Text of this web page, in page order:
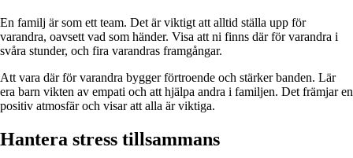
En familj är som ett team. Det är viktigt att alltid ställa upp för
varandra, oavsett vad som händer. Visa att ni finns där för varandra i
svåra stunder, och fira varandras framgångar.
Att vara där för varandra bygger förtroende och stärker banden. Lär
era barn vikten av empati och att hjälpa andra i familjen. Det främjar en
positiv atmosfär och visar att alla är viktiga.
Hantera stress tillsammans